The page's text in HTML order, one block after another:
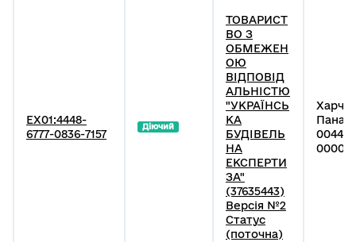
EX01:4448-
6777-0836-7157
Діючий
ТОВАРИСТ
ВО З
ОБМЕЖЕН
ОЮ
ВІДПОВІД
АЛЬНІСТЮ
"УКРАЇНСЬ
КА
БУДІВЕЛЬ
НА
ЕКСПЕРТИ
ЗА"
(37635443)
Версія №2
Статус
(поточна)